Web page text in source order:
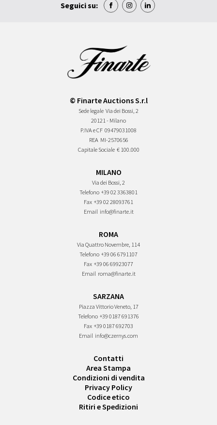
Seguici su:
© Finarte Auctions S.r.l
Sede legale Via dei Bossi, 2
20121 - Milano
P.IVA e CF 09479031008
REA MI-2570656
Capitale Sociale € 100.000
MILANO
Via dei Bossi, 2
Telefono +39 02 3363801
Fax +39 02 28093761
Email info@finarte.it
ROMA
Via Quattro Novembre, 114
Telefono +39 06 6791107
Fax +39 06 69923077
Email roma@finarte.it
SARZANA
Piazza Vittorio Veneto, 17
Telefono +39 0187 691376
Fax +39 0187 692703
Email info@czernys.com
Contatti
Area Stampa
Condizioni di vendita
Privacy Policy
Codice etico
Ritiri e Spedizioni